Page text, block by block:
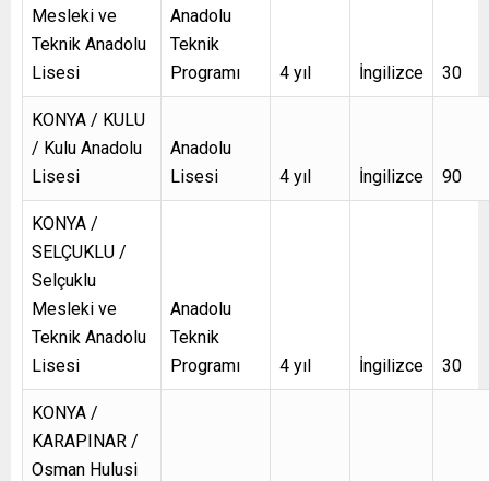
Mesleki ve
Teknik Anadolu
Lisesi
Anadolu
Teknik
Programı
4 yıl İngilizce 30
KONYA / KULU
/ Kulu Anadolu
Lisesi
Anadolu
Lisesi
4 yıl İngilizce 90
KONYA /
SELÇUKLU /
Selçuklu
Mesleki ve
Teknik Anadolu
Lisesi
Anadolu
Teknik
Programı
4 yıl İngilizce 30
KONYA /
KARAPINAR /
Osman Hulusi